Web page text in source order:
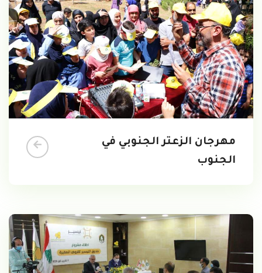
مهرجان الزعتر الجنوبي في
الجنوب